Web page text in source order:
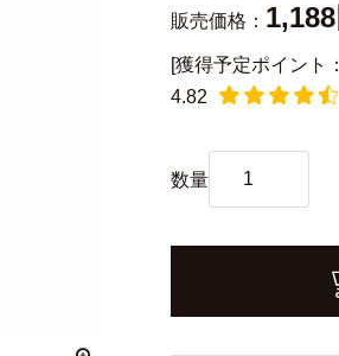
販売価格： 1,188
[獲得予定ポイント：
4.82